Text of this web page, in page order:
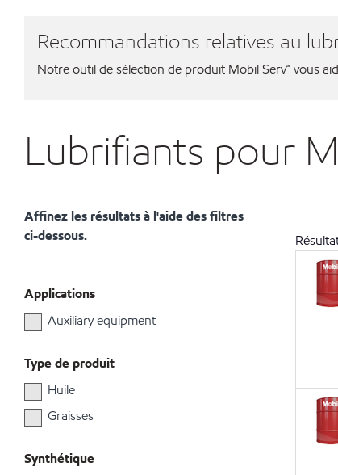
Recommandations relatives au
Notre outil de sélection de produit Mobil Serv℠ vous
Lubrifiants pour
Affinez les résultats à l'aide des filtres
ci-dessous.
Applications
Auxiliary equipment
Type de produit
Huile
Graisses
Synthétique